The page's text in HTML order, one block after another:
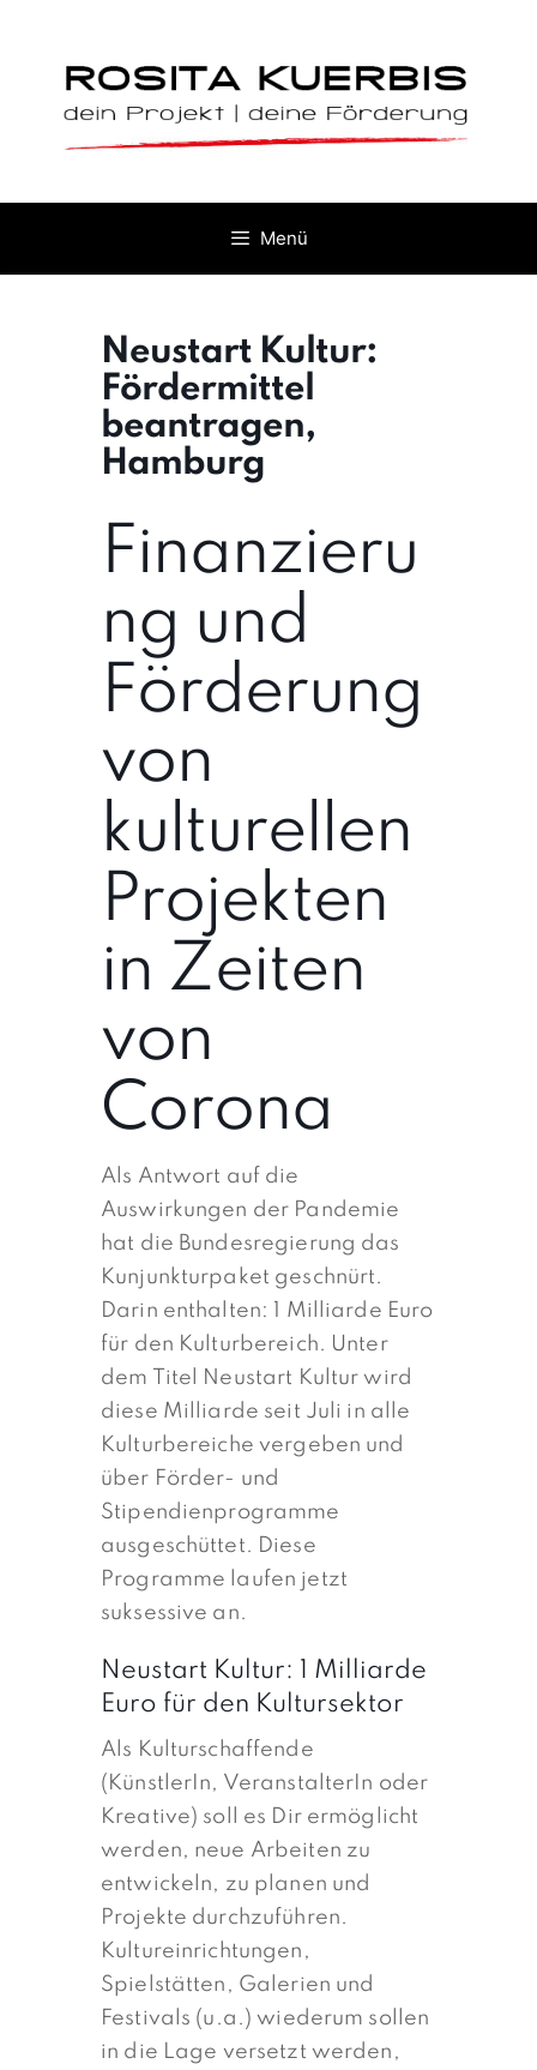
springen
Menü
Neustart Kultur:
Fördermittel
beantragen,
Hamburg
Finanzieru
ng und
Förderung
von
kulturellen
Projekten
in Zeiten
von
Corona
Als Antwort auf die
Auswirkungen der Pandemie
hat die Bundesregierung das
Kunjunkturpaket geschnürt.
Darin enthalten: 1 Milliarde Euro
für den Kulturbereich. Unter
dem Titel Neustart Kultur wird
diese Milliarde seit Juli in alle
Kulturbereiche vergeben und
über Förder- und
Stipendienprogramme
ausgeschüttet. Diese
Programme laufen jetzt
suksessive an.
Neustart Kultur: 1 Milliarde
Euro für den Kultursektor
Als Kulturschaffende
(KünstlerIn, VeranstalterIn oder
Kreative) soll es Dir ermöglicht
werden, neue Arbeiten zu
entwickeln, zu planen und
Projekte durchzuführen.
Kultureinrichtungen,
Spielstätten, Galerien und
Festivals (u.a.) wiederum sollen
in die Lage versetzt werden,